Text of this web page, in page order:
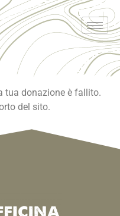
tua donazione è fallito.
del sito.